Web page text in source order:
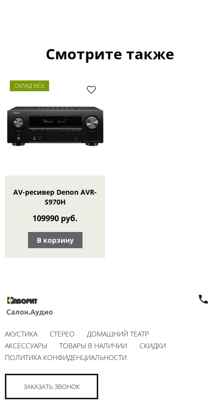
Смотрите также
СКЛАД МСК
AV-ресивер Denon AVR-
S970H
109990 руб.
В корзину
АКУСТИКА СТЕРЕО
ДОМАШНИЙ ТЕАТР
АКСЕССУАРЫ
ТОВАРЫ В НАЛИЧИИ
СКИДКИ
ПОЛИТИКА КОНФИДЕНЦИАЛЬНОСТИ
ЗАКАЗАТЬ ЗВОНОК